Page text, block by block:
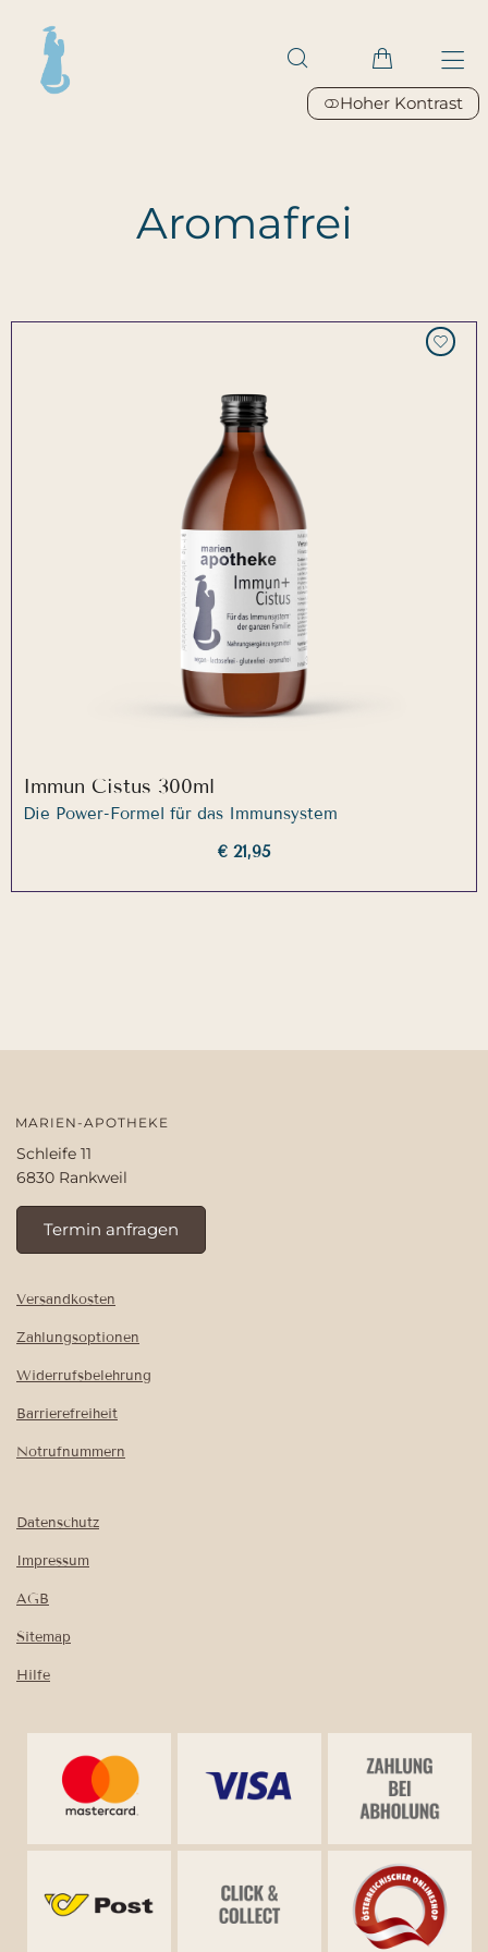
Hoher Kontrast
Aromafrei
Immun Cistus 300ml
Die Power-Formel für das Immunsystem
€ 21,95
MARIEN-APOTHEKE
Schleife 11
6830 Rankweil
Termin anfragen
Versandkosten
Zahlungsoptionen
Widerrufsbelehrung
Barrierefreiheit
Notrufnummern
Datenschutz
Impressum
AGB
Sitemap
Hilfe